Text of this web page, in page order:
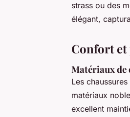
strass ou des
élégant,
Confort et
Matériaux
Les
matériaux
excellent